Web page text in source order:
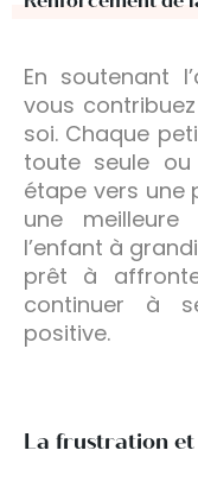
En soutenant
vous
soi. Chaque
toute seule
étape vers une
une
l’enfant à
prêt à
continuer à
positive.
La frustration et